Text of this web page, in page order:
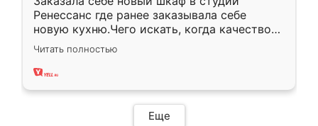
Ренессанс где ранее заказывала себе
новую кухню.Чего искать, когда качеством
вполне довольна. Служит кухня уже почти
два года, нареканий нет.
Читать полностью
Еще